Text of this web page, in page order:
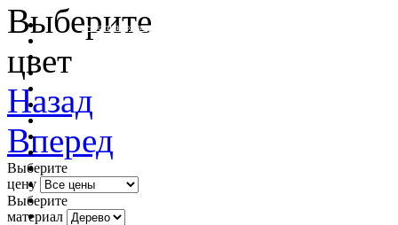
очистить фильтр цвета
Выберите
цвет
Назад
Вперед
Выберите
цену
Выберите
материал